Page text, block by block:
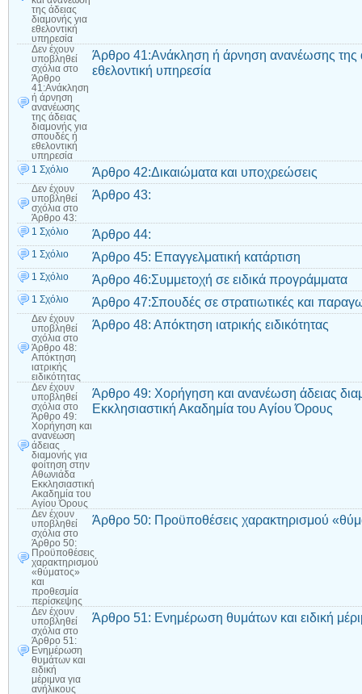
της άδειας
διαμονής για
εθελοντική
υπηρεσία
Δεν έχουν
υποβληθεί
σχόλια στο
Άρθρο
41:Ανάκληση
ή άρνηση
ανανέωσης
της άδειας
διαμονής για
σπουδές ή
εθελοντική
υπηρεσία
Άρθρο 41:Ανάκληση ή άρνηση ανανέωσης της
εθελοντική υπηρεσία
1 Σχόλιο Άρθρο 42:Δικαιώματα και υποχρεώσεις
Δεν έχουν
υποβληθεί
σχόλια στο
Άρθρο 43:
Άρθρο 43:
1 Σχόλιο Άρθρο 44:
1 Σχόλιο Άρθρο 45: Επαγγελματική κατάρτιση
1 Σχόλιο Άρθρο 46:Συμμετοχή σε ειδικά προγράμματα
1 Σχόλιο Άρθρο 47:Σπουδές σε στρατιωτικές και
Δεν έχουν
υποβληθεί
σχόλια στο
Άρθρο 48:
Απόκτηση
ιατρικής
ειδικότητας
Άρθρο 48: Απόκτηση ιατρικής ειδικότητας
Δεν έχουν
υποβληθεί
σχόλια στο
Άρθρο 49:
Χορήγηση και
ανανέωση
άδειας
διαμονής για
φοίτηση στην
Αθωνιάδα
Εκκλησιαστική
Ακαδημία του
Αγίου Όρους
Άρθρο 49: Χορήγηση και ανανέωση άδειας
Εκκλησιαστική Ακαδημία του Αγίου Όρους
Δεν έχουν
υποβληθεί
σχόλια στο
Άρθρο 50:
Προϋποθέσεις
χαρακτηρισμού
«θύματος»
και
προθεσμία
περίσκεψης
Άρθρο 50: Προϋποθέσεις χαρακτηρισμού
Δεν έχουν
υποβληθεί
σχόλια στο
Άρθρο 51:
Ενημέρωση
θυμάτων και
ειδική
μέριμνα για
ανήλικους
Άρθρο 51: Ενημέρωση θυμάτων και ειδική